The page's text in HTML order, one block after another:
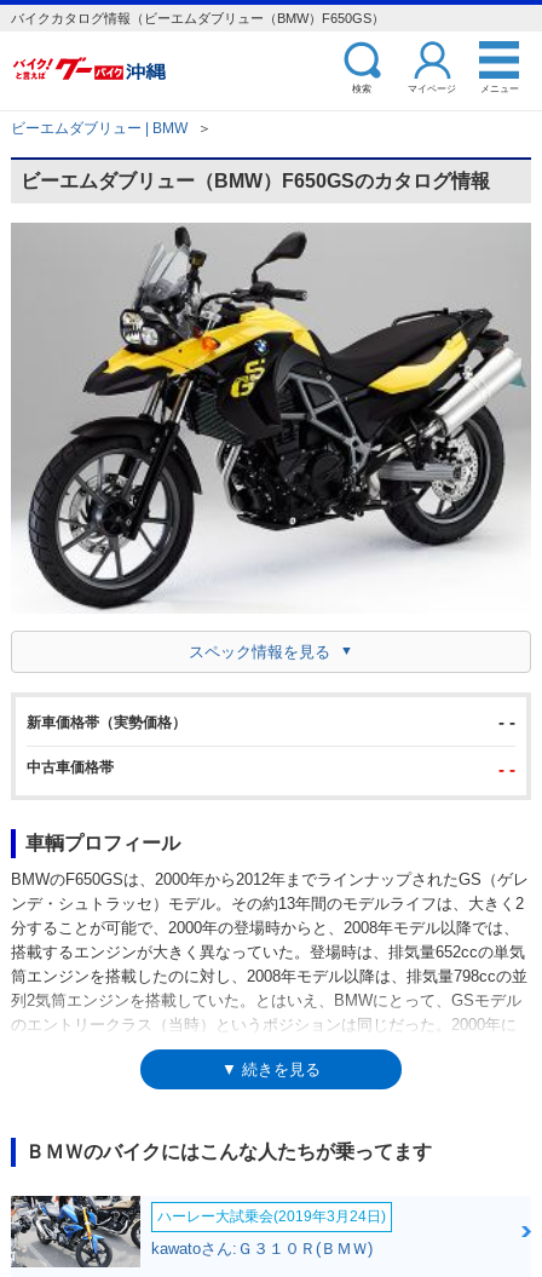
バイクカタログ情報（ビーエムダブリュー（BMW）F650GS）
検索 マイページ メニュー
ビーエムダブリュー | BMW ＞
ビーエムダブリュー（BMW）F650GSのカタログ情報
スペック情報を見る
新車価格帯（実勢価格） - -
中古車価格帯 - -
車輌プロフィール
BMWのF650GSは、2000年から2012年までラインナップされたGS（ゲレ
ンデ・シュトラッセ）モデル。その約13年間のモデルライフは、大きく2
分することが可能で、2000年の登場時からと、2008年モデル以降では、
搭載するエンジンが大きく異なっていた。登場時は、排気量652ccの単気
筒エンジンを搭載したのに対し、2008年モデル以降は、排気量798ccの並
列2気筒エンジンを搭載していた。とはいえ、BMWにとって、GSモデル
のエントリークラス（当時）というポジションは同じだった。2000年に
登場した652cc単気筒エンジンのF650GSは、F650ファンデューロ（1993
年-）の後継モデルとして、そのエンジンとともに、ポジショニングも継
となどが背景にあった。2004年モデルでマイナーチェンジを受け、エン
ジンは2本の点火プラグを持つようになった（ツインプラグ化）。そし
て、2007年のEICMA（ミラノショー）で、2008年の新形モデルとして発
表されたのが、798ccの2気筒エンジンを搭載した、二代目のF650GS。同
じタイミングで（排気量の数字をそのまま使った）F800GSも発表された
こともあり、F650GSという名称を、受け継ぐことになった。2008年モデ
▼ 続きを見る
ＢＭＷのバイクにはこんな人たちが乗ってます
ハーレー大試乗会(2019年3月24日)
kawatoさん:Ｇ３１０Ｒ(ＢＭＷ)